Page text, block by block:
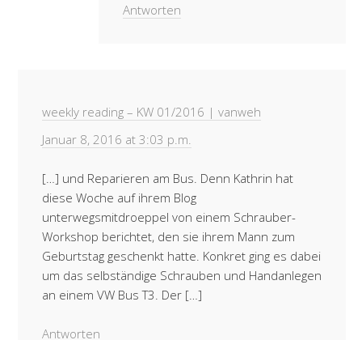
Antworten
weekly reading – KW 01/2016 | vanweh
Januar 8, 2016 at 3:03 p.m.
[…] und Reparieren am Bus. Denn Kathrin hat
diese Woche auf ihrem Blog
unterwegsmitdroeppel von einem Schrauber-
Workshop berichtet, den sie ihrem Mann zum
Geburtstag geschenkt hatte. Konkret ging es dabei
um das selbständige Schrauben und Handanlegen
an einem VW Bus T3. Der […]
Antworten